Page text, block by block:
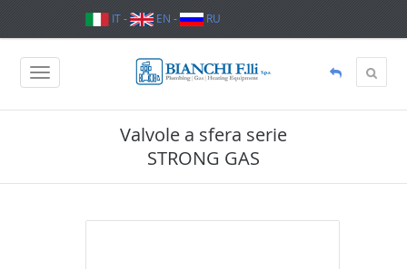
IT- EN - RU
Valvole a sfera serie
STRONG GAS